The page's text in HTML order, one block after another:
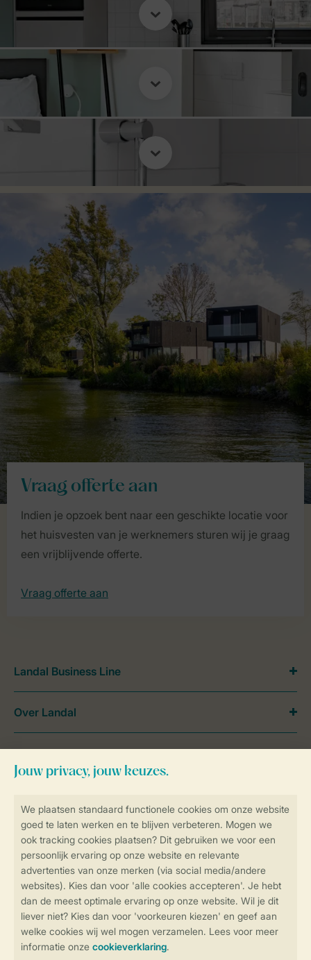
Vraag offerte aan
Indien je opzoek bent naar een geschikte locatie voor
het huisvesten van je werknemers sturen wij je graag
een vrijblijvende offerte.
Vraag offerte aan
Controle over jouw gegevens &
privacy
SSL certificaat
Veilige gegevensoverdracht
Veilige betaling
Landal Business Line
Over Landal
Meer Landal